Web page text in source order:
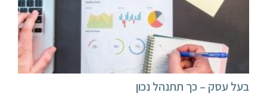
בעל עסק – כך תתנהל נכון